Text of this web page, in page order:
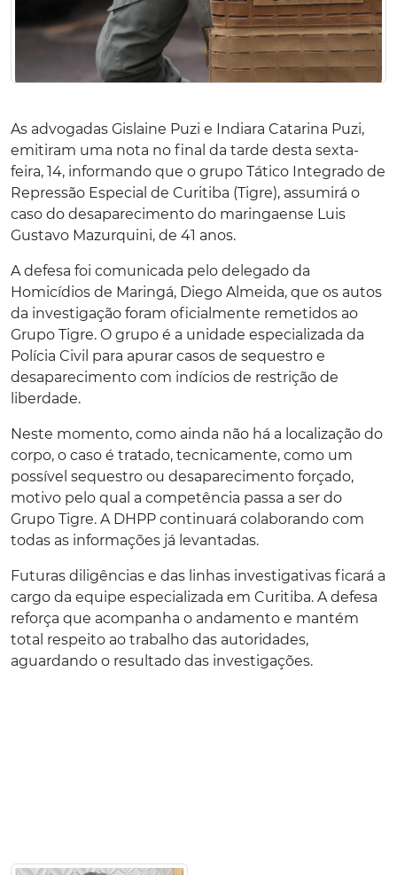
As advogadas Gislaine Puzi e Indiara Catarina Puzi,
emitiram uma nota no final da tarde desta sexta-
feira, 14, informando que o grupo Tático Integrado de
Repressão Especial de Curitiba (Tigre), assumirá o
caso do desaparecimento do maringaense Luis
Gustavo Mazurquini, de 41 anos.
A defesa foi comunicada pelo delegado da
Homicídios de Maringá, Diego Almeida, que os autos
da investigação foram oficialmente remetidos ao
Grupo Tigre. O grupo é a unidade especializada da
Polícia Civil para apurar casos de sequestro e
desaparecimento com indícios de restrição de
liberdade.
Neste momento, como ainda não há a localização do
corpo, o caso é tratado, tecnicamente, como um
possível sequestro ou desaparecimento forçado,
motivo pelo qual a competência passa a ser do
Grupo Tigre. A DHPP continuará colaborando com
todas as informações já levantadas.
Futuras diligências e das linhas investigativas ficará a
cargo da equipe especializada em Curitiba. A defesa
reforça que acompanha o andamento e mantém
total respeito ao trabalho das autoridades,
aguardando o resultado das investigações.